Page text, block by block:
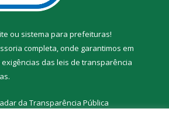
ou sistema para prefeituras!
completa, onde garantimos em
das leis de transparência
da Transparência Pública